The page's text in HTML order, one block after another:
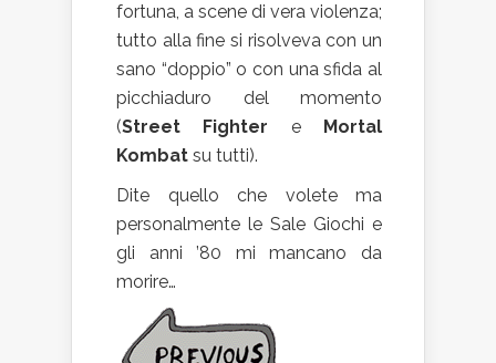
fortuna, a scene di vera violenza;
tutto alla fine si risolveva con un
sano “doppio” o con una sfida al
picchiaduro del momento
(Street Fighter e
Mortal
Kombat su tutti).
Dite quello che volete ma
personalmente le Sale Giochi e
gli anni ’80 mi mancano da
morire…